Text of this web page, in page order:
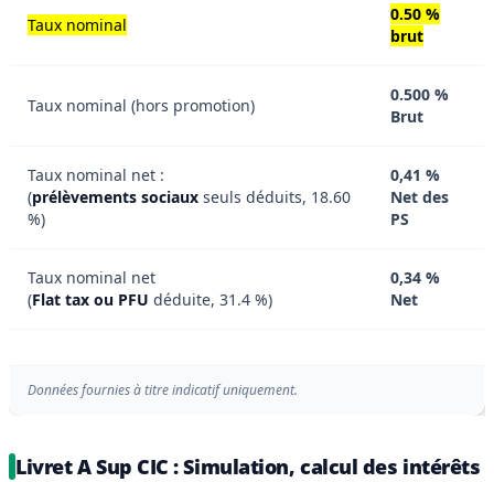
Taux nominal
0.50 %
brut
Taux nominal (hors promotion)
0.500 %
Brut
Taux nominal net :
(prélèvements sociaux seuls déduits, 18.60
%)
0,41 %
Net des
PS
Taux nominal net
(Flat tax ou PFU déduite, 31.4 %)
0,34 %
Net
Données fournies à titre indicatif uniquement.
Livret A Sup CIC : Simulation, calcul des intérêts